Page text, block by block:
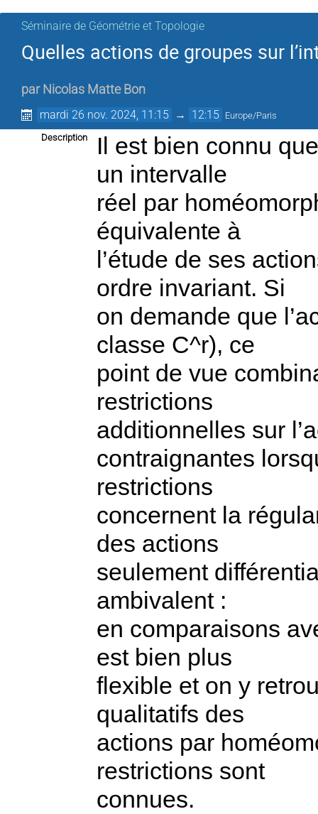
Séminaire de Géométrie et Topologie
Quelles actions de groupes sur
par Nicolas Matte Bon
mardi 26 nov. 2024, 11:15 → 12:15 Europe/Paris
Description
Il est bien connu
un intervalle
réel par
équivalente à
l’étude de ses
ordre invariant. Si
on demande que
classe C^r), ce
point de vue
restrictions
additionnelles sur
contraignantes
restrictions
concernent la
des actions
seulement
ambivalent :
en comparaisons
est bien plus
flexible et on y
qualitatifs des
actions par
restrictions sont
connues.